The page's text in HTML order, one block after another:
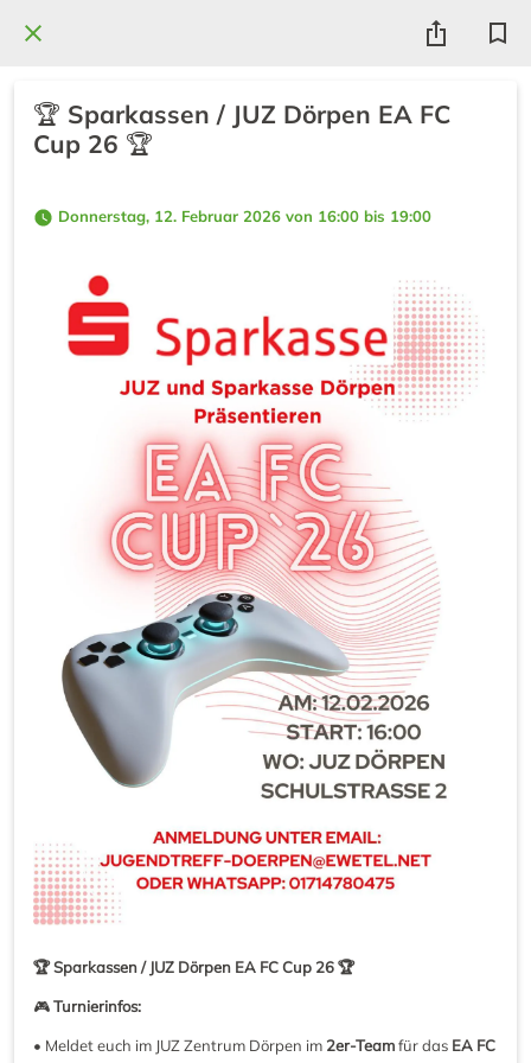
🏆 Sparkassen / JUZ Dörpen EA FC
Cup 26 🏆
Donnerstag, 12. Februar 2026 von 16:00 bis 19:00
🏆 Sparkassen / JUZ Dörpen EA FC Cup 26 🏆
🎮Turnierinfos:
• Meldet euch im JUZ Zentrum Dörpen im 2er-Teamfür das EA FC